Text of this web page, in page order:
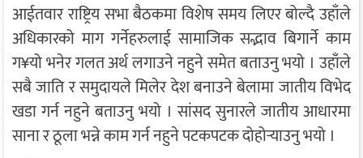
आईतवार राष्ट्रिय सभा बैठकमा विशेष समय लिएर बोल्दै उहाँले
अधिकारको माग गर्नेहरुलाई सामाजिक सद्भाव बिगार्ने काम
ग¥यो भनेर गलत अर्थ लगाउने नहुने समेत बताउनु भयो । उहाँले
सबै जाति र समुदायले मिलेर देश बनाउने बेलामा जातीय विभेद
खडा गर्न नहुने बताउनु भयो । सांसद सुनारले जातीय आधारमा
साना र ठूला भन्ने काम गर्न नहुने पटकपटक दोहोर्‍याउनु भयो ।